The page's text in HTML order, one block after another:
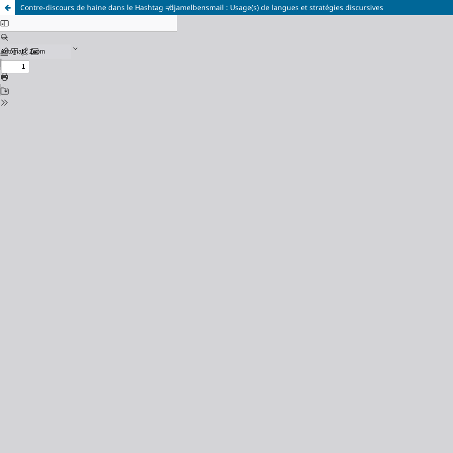
Contre-discours de haine dans le Hashtag ≠djamelbensmail : Usage(s) de langues et stratégies discursives